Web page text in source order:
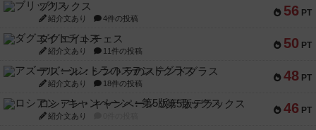
56 PT
ブリックス
紹介文あり 4件の投稿
50 PT
ダグエイトチェス
紹介文あり 11件の投稿
48 PT
アズール：シントラのステンドグラス
紹介文あり 18件の投稿
46 PT
ロシアン・キャンペーン：第5版デラックス
紹介文あり